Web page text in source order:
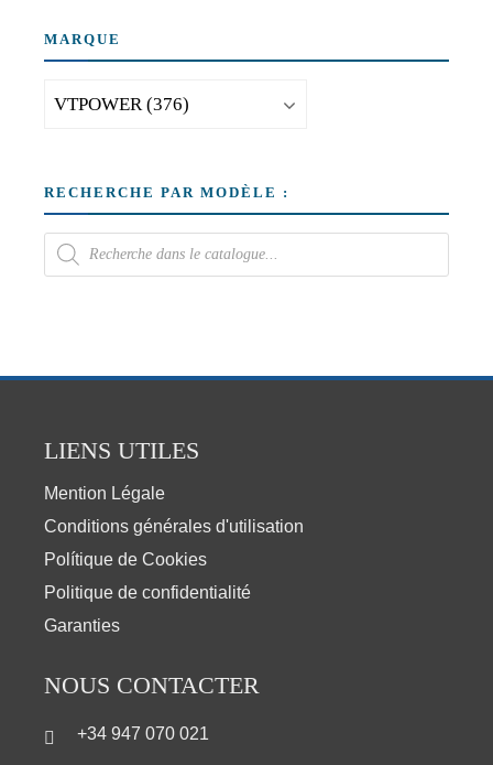
MARQUE
RECHERCHE PAR MODÈLE :
LIENS UTILES
Mention Légale
Conditions générales d'utilisation
Polítique de Cookies
Politique de confidentialité
Garanties
NOUS CONTACTER
+34 947 070 021